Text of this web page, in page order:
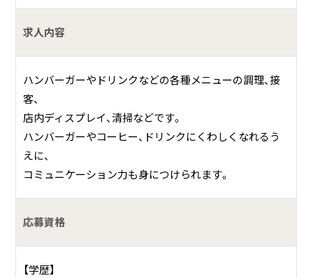
様であるという考えのもと、新しいサービス価値を追求し、
その実践により『やりがい』を創りだします。
求人内容
ハンバーガーやドリンクなどの各種メニューの調理、接
客、
店内ディスプレイ、清掃などです。
ハンバーガーやコーヒー、ドリンクにくわしくなれるう
えに、
コミュニケーション力も身につけられます。
応募資格
【学歴】